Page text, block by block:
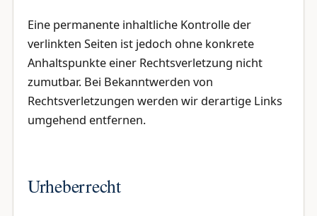
Eine permanente inhaltliche Kontrolle der
verlinkten Seiten ist jedoch ohne konkrete
Anhaltspunkte einer Rechtsverletzung nicht
zumutbar. Bei Bekanntwerden von
Rechtsverletzungen werden wir derartige Links
umgehend entfernen.
Urheberrecht